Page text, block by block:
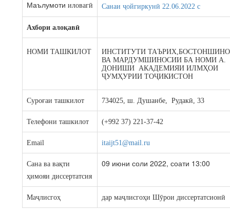
Маълумотииловагӣ Санаи ҷойгиркунӣ 22.06.2022 c
Ахбори алоқавӣ
НОМИ ТАШКИЛОТ
ИНСТИТУТИ
ВА МАРДУМШИНОСИИ БА НОМИ А.
ДОНИШИ АКАДЕМИЯИ ИЛМҲОИ
ҶУМҲУРИИ ТОҶИКИСТОН
Суроғаи ташкилот 734025, ш. Душанбе, Рудакӣ, 33
Телефони ташкилот (+992 37) 221-37-42
Email itaijt51@mail.ru
Сана ва вақти
ҳимояи диссертатсия
09 июни соли 2022, соати 13:00
Маҷлисгоҳ дар маҷлисгоҳи Шӯрои диссертатсионӣ